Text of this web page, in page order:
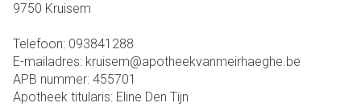
9750 Kruisem
Telefoon: 093841288
E-mailadres: kruisem@apotheekvanmeirhaeghe.be
APB nummer: 455701
Apotheek titularis: Eline Den Tijn